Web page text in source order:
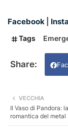
Facebook
Tags
VECCHIA
Il Vaso di Pandora:
romantica del metal